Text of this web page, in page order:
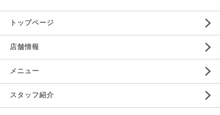
トップページ
店舗情報
メニュー
スタッフ紹介